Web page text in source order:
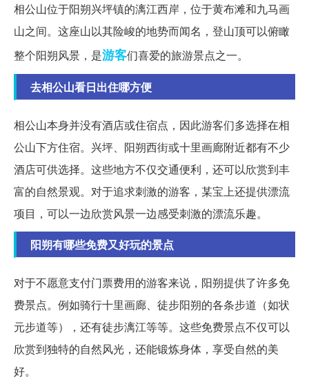
相公山位于阳朔兴坪镇的漓江西岸，位于黄布滩和九马画
山之间。这座山以其险峻的地势而闻名，登山顶可以俯瞰
整个阳朔风景，是游客们喜爱的旅游景点之一。
去相公山看日出住哪方便
相公山本身并没有酒店或住宿点，因此游客们多选择在相
公山下方住宿。兴坪、阳朔西街或十里画廊附近都有不少
酒店可供选择。这些地方不仅交通便利，还可以欣赏到丰
富的自然景观。对于追求刺激的游客，某宝上还提供漂流
项目，可以一边欣赏风景一边感受刺激的漂流乐趣。
阳朔有哪些免费又好玩的景点
对于不愿意支付门票费用的游客来说，阳朔提供了许多免
费景点。例如骑行十里画廊、徒步阳朔的各条步道（如状
元步道等），还有徒步漓江等等。这些免费景点不仅可以
欣赏到独特的自然风光，还能锻炼身体，享受自然的美
好。